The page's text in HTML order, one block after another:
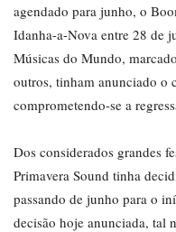
agendado para junho, o
Idanha-a-Nova entre 28 de
Músicas do Mundo,
outros, tinham anunciado o
comprometendo-se a
Dos considerados grandes
Primavera Sound tinha
passando de junho para o
decisão hoje anunciada, tal